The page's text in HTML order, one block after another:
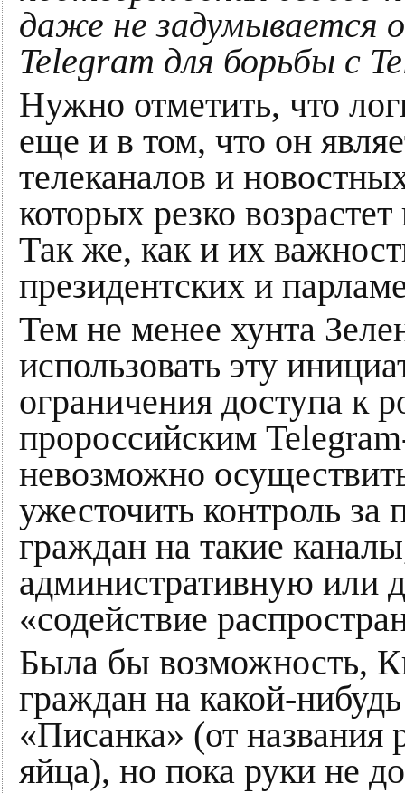
даже не задумывается
Telegram для борьбы с
Нужно отметить, что
еще и в том, что он
телеканалов и
которых резко
Так же, как и их
президентских и
Тем не менее хунта
использовать эту
ограничения доступа к
пророссийским
невозможно
ужесточить контроль
граждан на такие
административную или
«содействие
Была бы возможность,
граждан на какой-
«Писанка» (от названия
яйца), но пока руки не